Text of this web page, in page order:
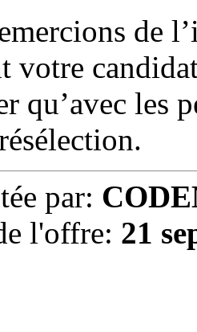
de
votre
qu’avec les
par:
l'offre: 21